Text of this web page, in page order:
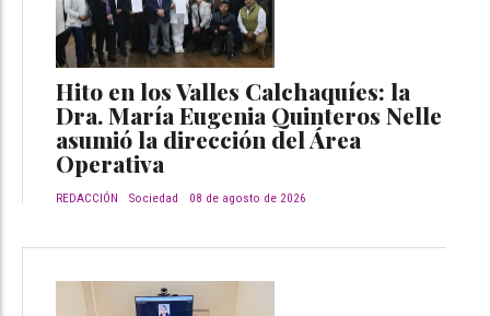
Hito en los Valles Calchaquíes: la
Dra. María Eugenia Quinteros Nelle
asumió la dirección del Área
Operativa
REDACCIÓN Sociedad 08 de agosto de 2026